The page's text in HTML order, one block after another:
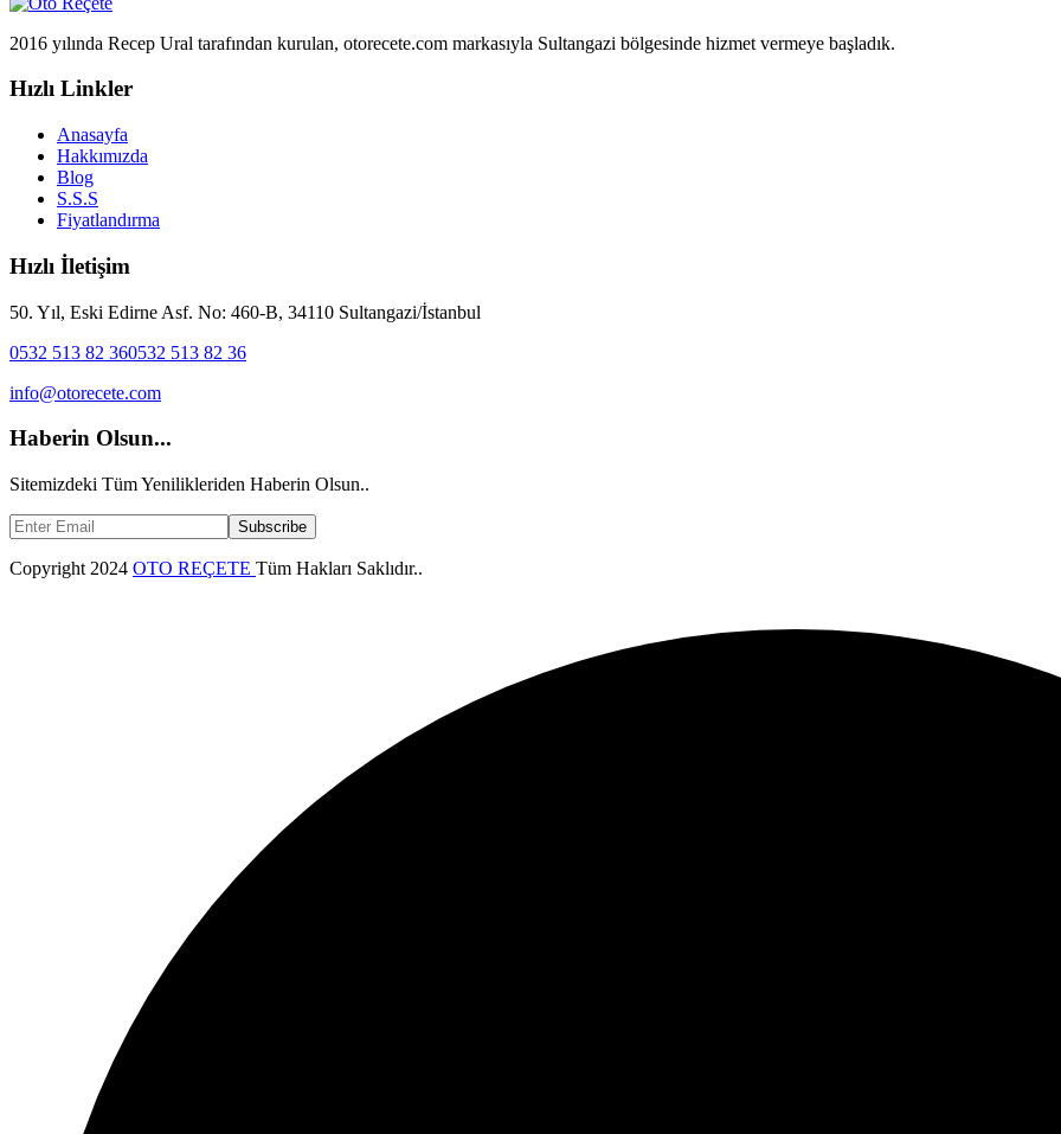
2016 yılında Recep Ural tarafından kurulan, otorecete.com markasıyla Sultangazi bölgesinde hizmet vermeye başladık.
Hızlı Linkler
Anasayfa
Hakkımızda
Blog
S.S.S
Fiyatlandırma
Hızlı İletişim
50. Yıl, Eski Edirne Asf. No: 460-B, 34110 Sultangazi/İstanbul
0532 513 82 360532 513 82 36
info@otorecete.com
Haberin Olsun...
Sitemizdeki Tüm Yenilikleriden Haberin Olsun..
Subscribe
Copyright 2024 OTO REÇETE Tüm Hakları Saklıdır..